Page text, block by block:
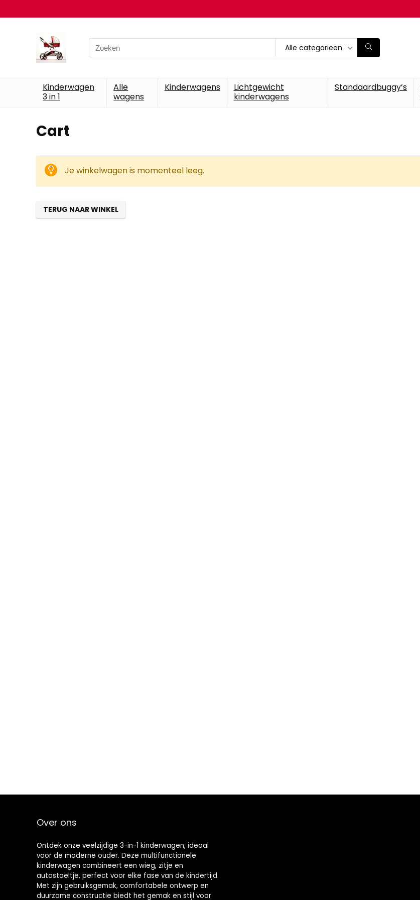
Search
for:
Alle categorieën
Kinderwagen
3 in 1
Alle
wagens
Kinderwagens
Lichtgewicht
kinderwagens
Standaardbuggy’s
Cart
Je winkelwagen is momenteel leeg.
TERUG NAAR WINKEL
Over ons
Ontdek onze veelzijdige 3-in-1 kinderwagen, ideaal
voor de moderne ouder. Deze multifunctionele
kinderwagen combineert een wieg, zitje en
autostoeltje, perfect voor elke fase van de kindertijd.
Met zijn gebruiksgemak, comfortabele ontwerp en
duurzame constructie biedt het gemak en stijl voor